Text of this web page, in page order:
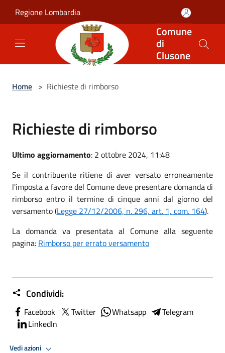
Regione Lombardia
Comune
di
Clusone
Home > Richieste di rimborso
Richieste di rimborso
Ultimo aggiornamento: 2 ottobre 2024, 11:48
Se il contribuente ritiene di aver versato erroneamente
l'imposta a favore del Comune deve presentare domanda di
rimborso entro il termine di cinque anni dal giorno del
versamento (Legge 27/12/2006, n. 296, art. 1, com. 164).
La domanda va presentata al Comune alla seguente
pagina: Rimborso per errato versamento
Condividi:
Facebook Twitter Whatsapp
Telegram
LinkedIn
Vedi azioni